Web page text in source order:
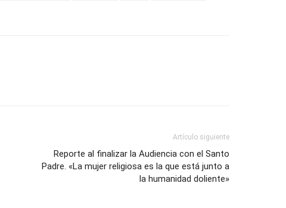
Artículo siguiente
Reporte al finalizar la Audiencia con el Santo
Padre. «La mujer religiosa es la que está junto a
la humanidad doliente»